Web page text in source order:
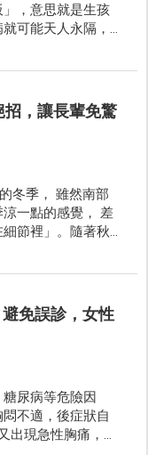
，意思就是生孩
可能天人永隔，
，讓長輩免驚
冬季， 雖然南部
一點的感覺， 差
節裡」。隨著秋
不知不覺的飆高。
免誤診，女性
尿病等危險因
不適，後症狀自
出現急性胸痛，伴